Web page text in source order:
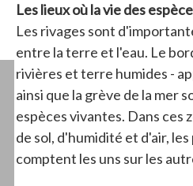
Les lieux où la vie des
Les rivages sont
entre la terre et l'eau. Le
rivières et terre humides -
ainsi que la grève de la mer
espèces vivantes. Dans ces
de sol, d'humidité et d'air,
comptent les uns sur les